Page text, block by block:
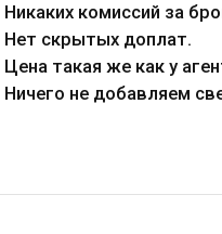
Никаких комиссий за
Нет скрытых доплат.
Цена такая же как у
Ничего не добавляем